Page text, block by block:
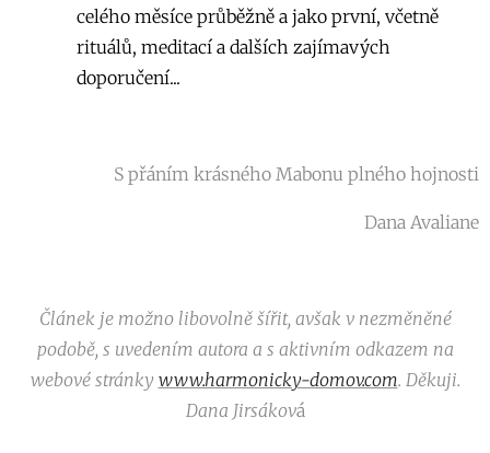
celého měsíce průběžně a jako první, včetně
rituálů, meditací a dalších zajímavých
doporučení...
S přáním krásného Mabonu plného hojnosti
Dana Avaliane
Článek je možno libovolně šířit, avšak v nezměněné
podobě, s uvedením autora a s aktivním odkazem na
webové stránky www.harmonicky-domov.com. Děkuji.
Dana Jirsáková